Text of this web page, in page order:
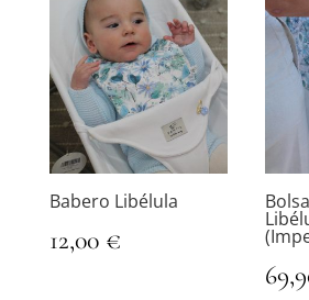
Babero Libélula
12,00 €